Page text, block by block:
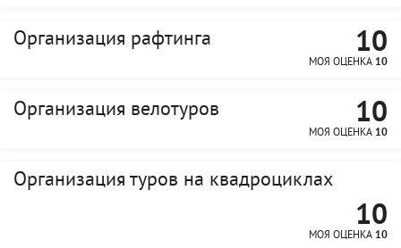
Организация рафтинга 10
МОЯ ОЦЕНКА 10
Организация велотуров 10
МОЯ ОЦЕНКА 10
Организация туров на квадроциклах
10
МОЯ ОЦЕНКА 10